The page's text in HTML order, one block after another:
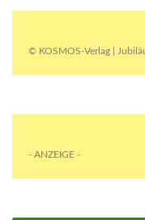
© KOSMOS-Verlag |
- ANZEIGE -